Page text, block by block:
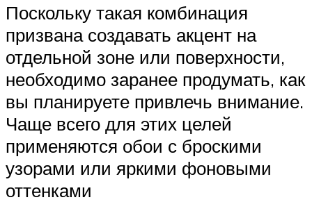
Поскольку такая комбинация
призвана создавать акцент на
отдельной зоне или поверхности,
необходимо заранее продумать, как
вы планируете привлечь внимание.
Чаще всего для этих целей
применяются обои с броскими
узорами или яркими фоновыми
оттенками